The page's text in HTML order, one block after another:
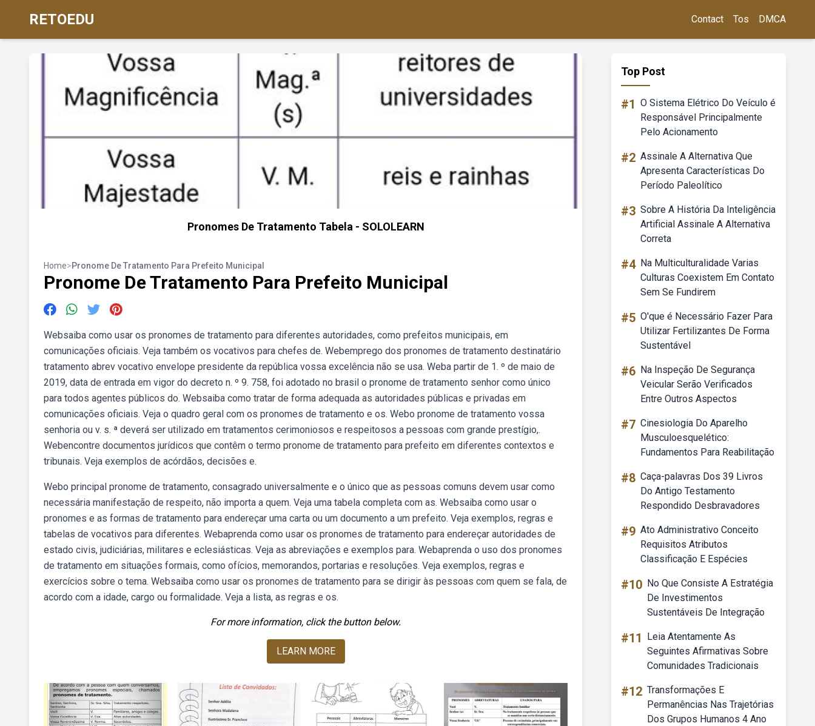
RETOEDU Contact Tos DMCA
Pronomes De Tratamento Tabela - SOLOLEARN
Home>Pronome De Tratamento Para Prefeito Municipal
Pronome De Tratamento Para Prefeito Municipal
Websaiba como usar os pronomes de tratamento para diferentes autoridades, como prefeitos municipais, em
comunicações oficiais. Veja também os vocativos para chefes de. Webemprego dos pronomes de tratamento destinatário
tratamento abrev vocativo envelope presidente da república vossa excelência não se usa. Weba partir de 1. º de maio de
2019, data de entrada em vigor do decreto n. º 9. 758, foi adotado no brasil o pronome de tratamento senhor como único
para todos agentes públicos do. Websaiba como tratar de forma adequada as autoridades públicas e privadas em
comunicações oficiais. Veja o quadro geral com os pronomes de tratamento e os. Webo pronome de tratamento vossa
senhoria ou v. s. ª deverá ser utilizado em tratamentos cerimoniosos e respeitosos a pessoas com grande prestígio,.
Webencontre documentos jurídicos que contêm o termo pronome de tratamento para prefeito em diferentes contextos e
tribunais. Veja exemplos de acórdãos, decisões e.
Webo principal pronome de tratamento, consagrado universalmente e o único que as pessoas comuns devem usar como
necessária manifestação de respeito, não importa a quem. Veja uma tabela completa com as. Websaiba como usar o
pronomes e as formas de tratamento para endereçar uma carta ou um documento a um prefeito. Veja exemplos, regras e
tabelas de vocativos para diferentes. Webaprenda como usar os pronomes de tratamento para endereçar autoridades de
estado civis, judiciárias, militares e eclesiásticas. Veja as abreviações e exemplos para. Webaprenda o uso dos pronomes
de tratamento em situações formais, como ofícios, memorandos, portarias e resoluções. Veja exemplos, regras e
exercícios sobre o tema. Websaiba como usar os pronomes de tratamento para se dirigir às pessoas com quem se fala, de
acordo com a idade, cargo ou formalidade. Veja a lista, as regras e os.
For more information, click the button below.
LEARN MORE
Top Post
#1 O Sistema Elétrico Do Veículo é
Responsável Principalmente
Pelo Acionamento
#2 Assinale A Alternativa Que
Apresenta Características Do
Período Paleolítico
#3 Sobre A História Da Inteligência
Artificial Assinale A Alternativa
Correta
#4 Na Multiculturalidade Varias
Culturas Coexistem Em Contato
Sem Se Fundirem
#5 O'que é Necessário Fazer Para
Utilizar Fertilizantes De Forma
Sustentável
#6 Na Inspeção De Segurança
Veicular Serão Verificados
Entre Outros Aspectos
#7 Cinesiologia Do Aparelho
Musculoesquelético:
Fundamentos Para Reabilitação
#8 Caça-palavras Dos 39 Livros
Do Antigo Testamento
Respondido Desbravadores
#9 Ato Administrativo Conceito
Requisitos Atributos
Classificação E Espécies
#10 No Que Consiste A Estratégia
De Investimentos
Sustentáveis De Integração
#11
Leia Atentamente As
Seguintes Afirmativas Sobre
Comunidades Tradicionais
#12 Transformações E
Permanências Nas Trajetórias
Dos Grupos Humanos 4 Ano